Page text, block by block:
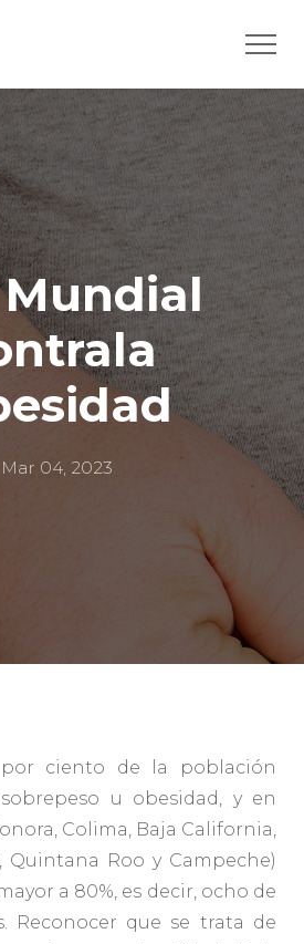
la
Mar 04, 2023
por ciento de la población
u obesidad, y en
Colima, Baja California,
Quintana Roo y Campeche)
a 80%, es decir, ocho de
Reconocer que se trata de